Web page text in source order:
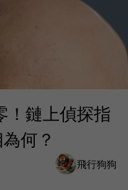
！鏈上偵探指
何？
飛行狗狗